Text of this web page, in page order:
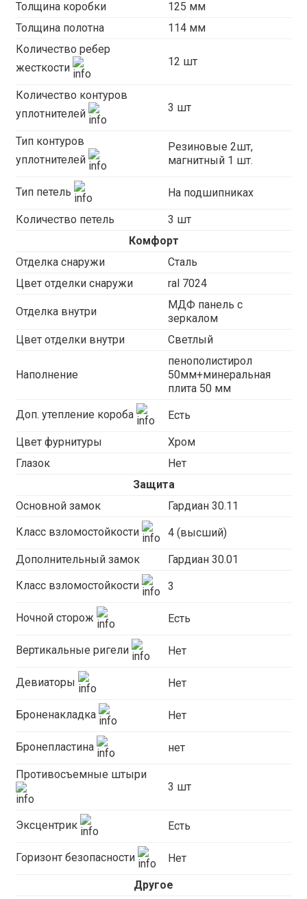
Толщина коробки
125 мм
Толщина полотна
114 мм
Количество ребер
жесткости
12 шт
Количество контуров
уплотнителей
3 шт
Тип контуров
уплотнителей
Резиновые 2шт,
магнитный 1 шт.
Тип петель На подшипниках
Количество петель
3 шт
Комфорт
Отделка снаружи
Сталь
Цвет отделки снаружи
ral 7024
Отделка внутри
МДФ панель с
зеркалом
Цвет отделки внутри
Светлый
Наполнение
пенополистирол
50мм+минеральная
плита 50 мм
Доп. утепление короба Есть
Цвет фурнитуры
Хром
Глазок
Нет
Защита
Основной замок
Гардиан 30.11
Класс взломостойкости 4 (высший)
Дополнительный замок Гардиан 30.01
Класс взломостойкости 3
Ночной сторож Есть
Вертикальные ригели Нет
Девиаторы Нет
Броненакладка Нет
Бронепластина нет
Противосъемные штыри
3 шт
Эксцентрик Есть
Горизонт безопасности Нет
Другое